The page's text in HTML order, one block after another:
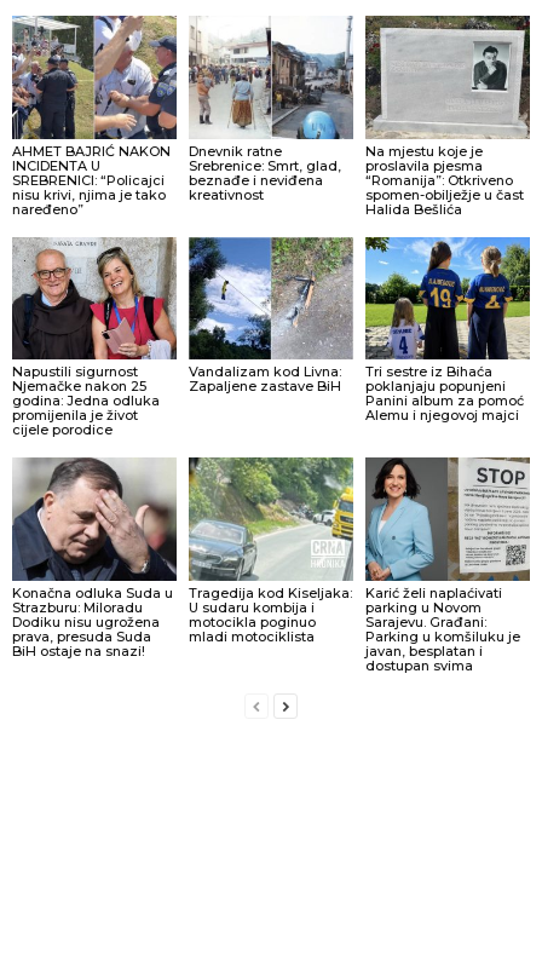
AHMET BAJRIĆ NAKON
INCIDENTA U
SREBRENICI: “Policajci
nisu krivi, njima je tako
naređeno”
Dnevnik ratne
Srebrenice: Smrt, glad,
beznađe i neviđena
kreativnost
Na mjestu koje je
proslavila pjesma
“Romanija”: Otkriveno
spomen-obilježje u čast
Halida Bešlića
Napustili sigurnost
Njemačke nakon 25
godina: Jedna odluka
promijenila je život
cijele porodice
Vandalizam kod Livna:
Zapaljene zastave BiH
Tri sestre iz Bihaća
poklanjaju popunjeni
Panini album za pomoć
Alemu i njegovoj majci
Konačna odluka Suda u
Strazburu: Miloradu
Dodiku nisu ugrožena
prava, presuda Suda
BiH ostaje na snazi!
Tragedija kod Kiseljaka:
U sudaru kombija i
motocikla poginuo
mladi motociklista
Karić želi naplaćivati
parking u Novom
Sarajevu. Građani:
Parking u komšiluku je
javan, besplatan i
dostupan svima